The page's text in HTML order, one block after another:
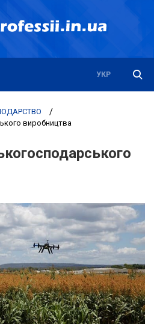
РУС
УКР
/
виробництва